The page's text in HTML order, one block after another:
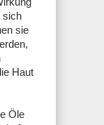
sich
sie
Haut
Öle